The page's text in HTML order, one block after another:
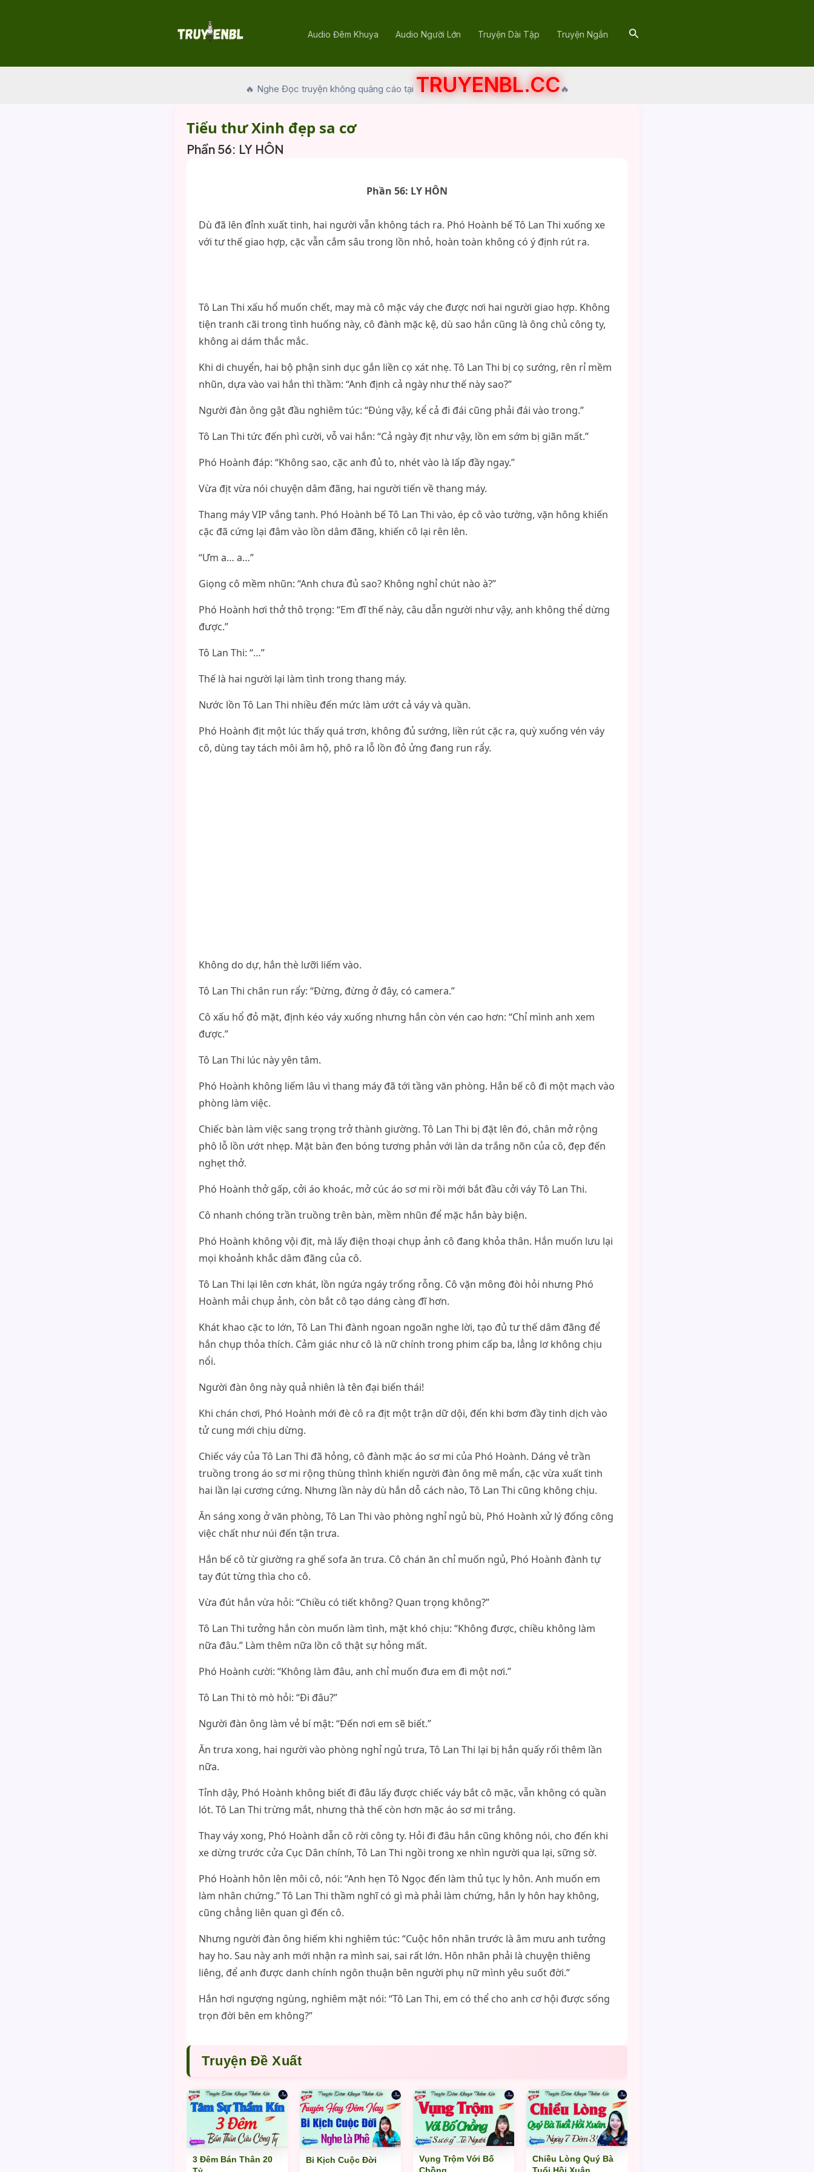
Audio Đêm Khuya Audio Người Lớn Truyện Dài Tập Truyện Ngắn Search
🔥 Nghe Đọc truyện không quảng cáo tại TRUYENBL.CC🔥
Tiểu thư Xinh đẹp sa cơ
Phần 56: LY HÔN
Phần 56: LY HÔN
Dù đã lên đỉnh xuất tinh, hai người vẫn không tách ra. Phó Hoành bế Tô Lan Thi xuống xe
với tư thế giao hợp, cặc vẫn cắm sâu trong lồn nhỏ, hoàn toàn không có ý định rút ra.
Tô Lan Thi xấu hổ muốn chết, may mà cô mặc váy che được nơi hai người giao hợp. Không
tiện tranh cãi trong tình huống này, cô đành mặc kệ, dù sao hắn cũng là ông chủ công ty,
không ai dám thắc mắc.
Khi di chuyển, hai bộ phận sinh dục gắn liền cọ xát nhẹ. Tô Lan Thi bị cọ sướng, rên rỉ mềm
nhũn, dựa vào vai hắn thì thầm: “Anh định cả ngày như thế này sao?”
Người đàn ông gật đầu nghiêm túc: “Đúng vậy, kể cả đi đái cũng phải đái vào trong.”
Tô Lan Thi tức đến phì cười, vỗ vai hắn: “Cả ngày địt như vậy, lồn em sớm bị giãn mất.”
Phó Hoành đáp: “Không sao, cặc anh đủ to, nhét vào là lấp đầy ngay.”
Vừa địt vừa nói chuyện dâm đãng, hai người tiến về thang máy.
Thang máy VIP vắng tanh. Phó Hoành bế Tô Lan Thi vào, ép cô vào tường, vặn hông khiến
cặc đã cứng lại đâm vào lồn dâm đãng, khiến cô lại rên lên.
“Ưm a… a…”
Giọng cô mềm nhũn: “Anh chưa đủ sao? Không nghỉ chút nào à?”
Phó Hoành hơi thở thô trọng: “Em đĩ thế này, câu dẫn người như vậy, anh không thể dừng
được.”
Tô Lan Thi: “…”
Thế là hai người lại làm tình trong thang máy.
Nước lồn Tô Lan Thi nhiều đến mức làm ướt cả váy và quần.
Phó Hoành địt một lúc thấy quá trơn, không đủ sướng, liền rút cặc ra, quỳ xuống vén váy
cô, dùng tay tách môi âm hộ, phô ra lỗ lồn đỏ ửng đang run rẩy.
Không do dự, hắn thè lưỡi liếm vào.
Tô Lan Thi chân run rẩy: “Đừng, đừng ở đây, có camera.”
Cô xấu hổ đỏ mặt, định kéo váy xuống nhưng hắn còn vén cao hơn: “Chỉ mình anh xem
được.”
Tô Lan Thi lúc này yên tâm.
Phó Hoành không liếm lâu vì thang máy đã tới tầng văn phòng. Hắn bế cô đi một mạch vào
phòng làm việc.
Chiếc bàn làm việc sang trọng trở thành giường. Tô Lan Thi bị đặt lên đó, chân mở rộng
phô lỗ lồn ướt nhẹp. Mặt bàn đen bóng tương phản với làn da trắng nõn của cô, đẹp đến
nghẹt thở.
Phó Hoành thở gấp, cởi áo khoác, mở cúc áo sơ mi rồi mới bắt đầu cởi váy Tô Lan Thi.
Cô nhanh chóng trần truồng trên bàn, mềm nhũn để mặc hắn bày biện.
Phó Hoành không vội địt, mà lấy điện thoại chụp ảnh cô đang khỏa thân. Hắn muốn lưu lại
mọi khoảnh khắc dâm đãng của cô.
Tô Lan Thi lại lên cơn khát, lồn ngứa ngáy trống rỗng. Cô vặn mông đòi hỏi nhưng Phó
Hoành mải chụp ảnh, còn bắt cô tạo dáng càng đĩ hơn.
Khát khao cặc to lớn, Tô Lan Thi đành ngoan ngoãn nghe lời, tạo đủ tư thế dâm đãng để
hắn chụp thỏa thích. Cảm giác như cô là nữ chính trong phim cấp ba, lẳng lơ không chịu
nổi.
Người đàn ông này quả nhiên là tên đại biến thái!
Khi chán chơi, Phó Hoành mới đè cô ra địt một trận dữ dội, đến khi bơm đầy tinh dịch vào
tử cung mới chịu dừng.
Chiếc váy của Tô Lan Thi đã hỏng, cô đành mặc áo sơ mi của Phó Hoành. Dáng vẻ trần
truồng trong áo sơ mi rộng thùng thình khiến người đàn ông mê mẩn, cặc vừa xuất tinh
hai lần lại cương cứng. Nhưng lần này dù hắn dỗ cách nào, Tô Lan Thi cũng không chịu.
Ăn sáng xong ở văn phòng, Tô Lan Thi vào phòng nghỉ ngủ bù, Phó Hoành xử lý đống công
việc chất như núi đến tận trưa.
Hắn bế cô từ giường ra ghế sofa ăn trưa. Cô chán ăn chỉ muốn ngủ, Phó Hoành đành tự
tay đút từng thìa cho cô.
Vừa đút hắn vừa hỏi: “Chiều có tiết không? Quan trọng không?”
Tô Lan Thi tưởng hắn còn muốn làm tình, mặt khó chịu: “Không được, chiều không làm
nữa đâu.” Làm thêm nữa lồn cô thật sự hỏng mất.
Phó Hoành cười: “Không làm đâu, anh chỉ muốn đưa em đi một nơi.”
Tô Lan Thi tò mò hỏi: “Đi đâu?”
Người đàn ông làm vẻ bí mật: “Đến nơi em sẽ biết.”
Ăn trưa xong, hai người vào phòng nghỉ ngủ trưa, Tô Lan Thi lại bị hắn quấy rối thêm lần
nữa.
Tỉnh dậy, Phó Hoành không biết đi đâu lấy được chiếc váy bắt cô mặc, vẫn không có quần
lót. Tô Lan Thi trừng mắt, nhưng thà thế còn hơn mặc áo sơ mi trắng.
Thay váy xong, Phó Hoành dẫn cô rời công ty. Hỏi đi đâu hắn cũng không nói, cho đến khi
xe dừng trước cửa Cục Dân chính, Tô Lan Thi ngồi trong xe nhìn người qua lại, sững sờ.
Phó Hoành hôn lên môi cô, nói: “Anh hẹn Tô Ngọc đến làm thủ tục ly hôn. Anh muốn em
làm nhân chứng.” Tô Lan Thi thầm nghĩ có gì mà phải làm chứng, hắn ly hôn hay không,
cũng chẳng liên quan gì đến cô.
Nhưng người đàn ông hiếm khi nghiêm túc: “Cuộc hôn nhân trước là âm mưu anh tưởng
hay ho. Sau này anh mới nhận ra mình sai, sai rất lớn. Hôn nhân phải là chuyện thiêng
liêng, để anh được danh chính ngôn thuận bên người phụ nữ mình yêu suốt đời.”
Hắn hơi ngượng ngùng, nghiêm mặt nói: “Tô Lan Thi, em có thể cho anh cơ hội được sống
trọn đời bên em không?”
Truyện Đề Xuất
3 Đêm Bán Thân 20
Bi Kịch Cuộc Đời
Vụng Trộm Với Bố
Chiều Lòng Quý Bà
Tuổi Hồi Xuân